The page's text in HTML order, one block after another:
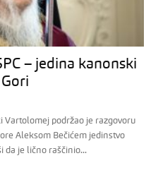
– jedina kanonski
Vartolomej podržao je razgovoru
Aleksom Bečićem jedinstvo
da je lično raščinio...